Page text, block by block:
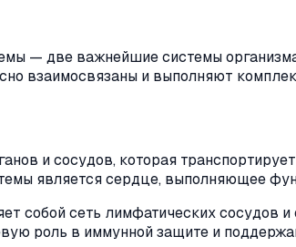
— две важнейшие системы
взаимосвязаны и выполняют
и сосудов, которая
является сердце, выполняющее
собой сеть лимфатических
роль в иммунной защите и